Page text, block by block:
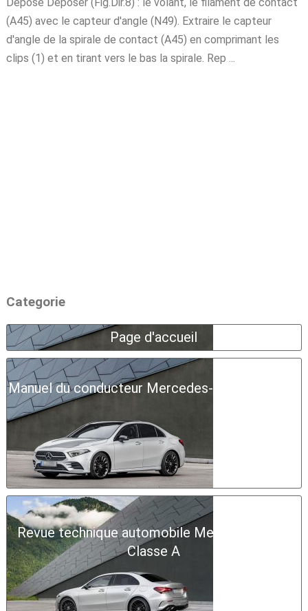
(A45) avec le capteur d'angle (N49). Extraire le capteur
d'angle de la spirale de contact (A45) en comprimant les
clips (1) et en tirant vers le bas la spirale. Rep ...
Categorie
Page d'accueil
Manuel du conducteur Mercedes-Benz Classe A
Revue technique automobile Mercedes-Benz
Classe A